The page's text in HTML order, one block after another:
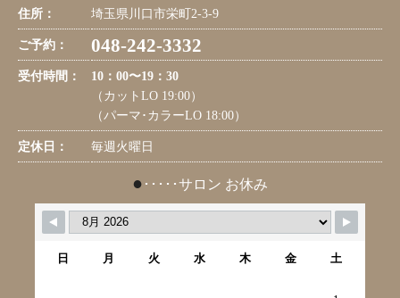
住所： 埼玉県川口市栄町2-3-9
ご予約： 048-242-3332
受付時間：
10：00〜19：30
（カットLO 19:00）
（パーマ･カラーLO 18:00）
定休日： 毎週火曜日
● ･････サロン お休み
日 月 火 水 木 金 土